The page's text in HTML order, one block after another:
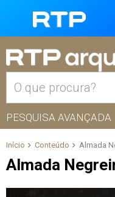
PESQUISA AVANÇADA
Início Conteúdo Almada
Almada